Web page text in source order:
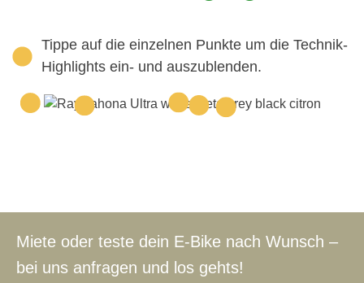
Tippe auf die einzelnen Punkte um die Technik-
Highlights ein- und auszublenden.
Miete oder teste dein E-Bike nach Wunsch –
bei uns anfragen und los gehts!